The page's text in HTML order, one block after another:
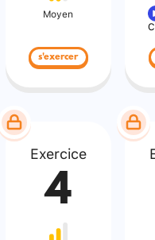
Moyen
s'exercer
Exercice
4